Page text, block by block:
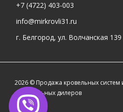
+7 (4722) 403-003
info@mirkrovli31.ru
г. Белгород, ул. Волчанская 139
2026 © Продажа кровельных систем
официальных дилеров